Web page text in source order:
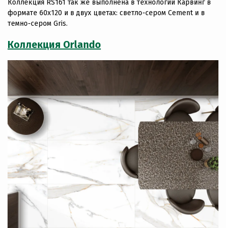
Коллекция RS161 так же выполнена в технологии Карвинг в
формате 60х120 и в двух цветах: светло-сером Cement и в
темно-сером Gris.
Коллекция Orlando